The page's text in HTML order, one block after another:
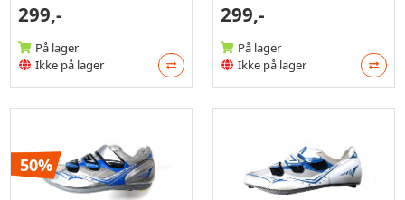
299,-
På lager
Ikke på lager
299,-
På lager
Ikke på lager
50%